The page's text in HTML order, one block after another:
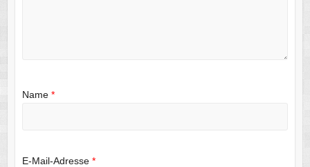
Name *
E-Mail-Adresse *